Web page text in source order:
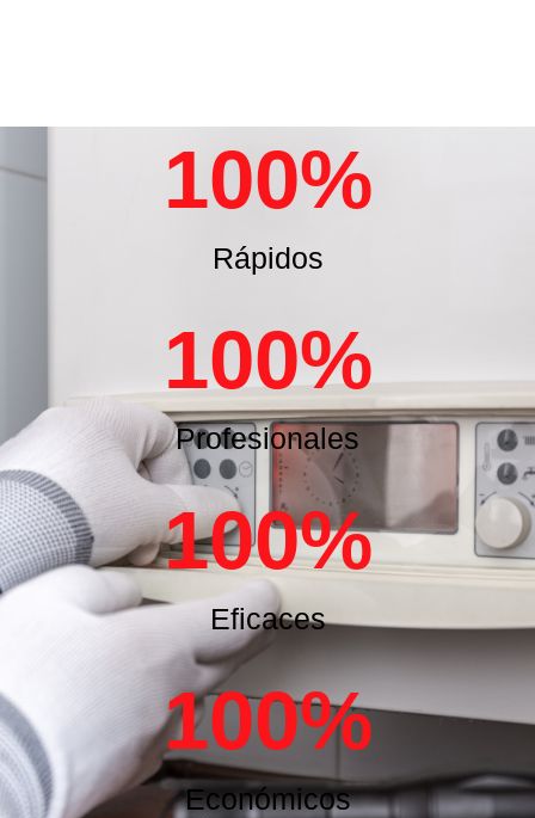
Rápidos
100%
Profesionales
100%
Eficaces
100%
Económicos
100%